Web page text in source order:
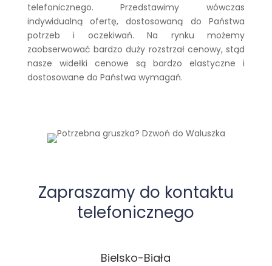
telefonicznego. Przedstawimy wówczas
indywidualną ofertę, dostosowaną do Państwa
potrzeb i oczekiwań. Na rynku możemy
zaobserwować bardzo duży rozstrzał cenowy, stąd
nasze widełki cenowe są bardzo elastyczne i
dostosowane do Państwa wymagań.
Zapraszamy do kontaktu
telefonicznego
Bielsko-Biała